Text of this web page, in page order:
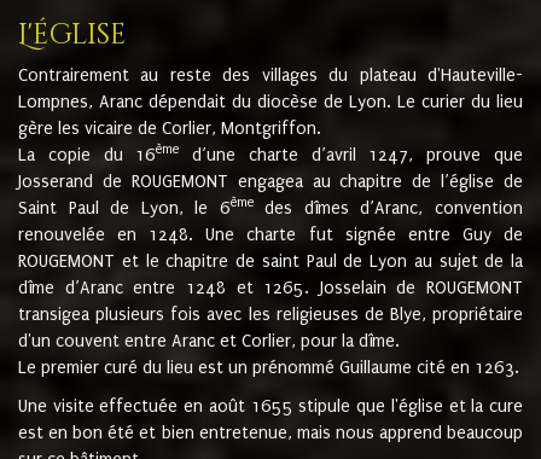
L'église
Contrairement au reste des villages du plateau d'Hauteville-
Lompnes, Aranc dépendait du diocèse de Lyon. Le curier du lieu
gère les vicaire de Corlier, Montgriffon.
La copie du 16ème
d’une charte d’avril 1247, prouve que
Josserand de ROUGEMONT engagea au chapitre de l’église de
Saint Paul de Lyon, le 6èmedes dîmes d’Aranc, convention
renouvelée en 1248. Une charte fut signée entre Guy de
ROUGEMONT et le chapitre de saint Paul de Lyon au sujet de la
dîme d’Aranc entre 1248 et 1265. Josselain de ROUGEMONT
transigea plusieurs fois avec les religieuses de Blye, propriétaire
d'un couvent entre Aranc et Corlier, pour la dîme.
Le premier curé du lieu est un prénommé Guillaume cité en 1263.
Une visite effectuée en août 1655 stipule que l'église et la cure
est en bon été et bien entretenue, mais nous apprend beaucoup